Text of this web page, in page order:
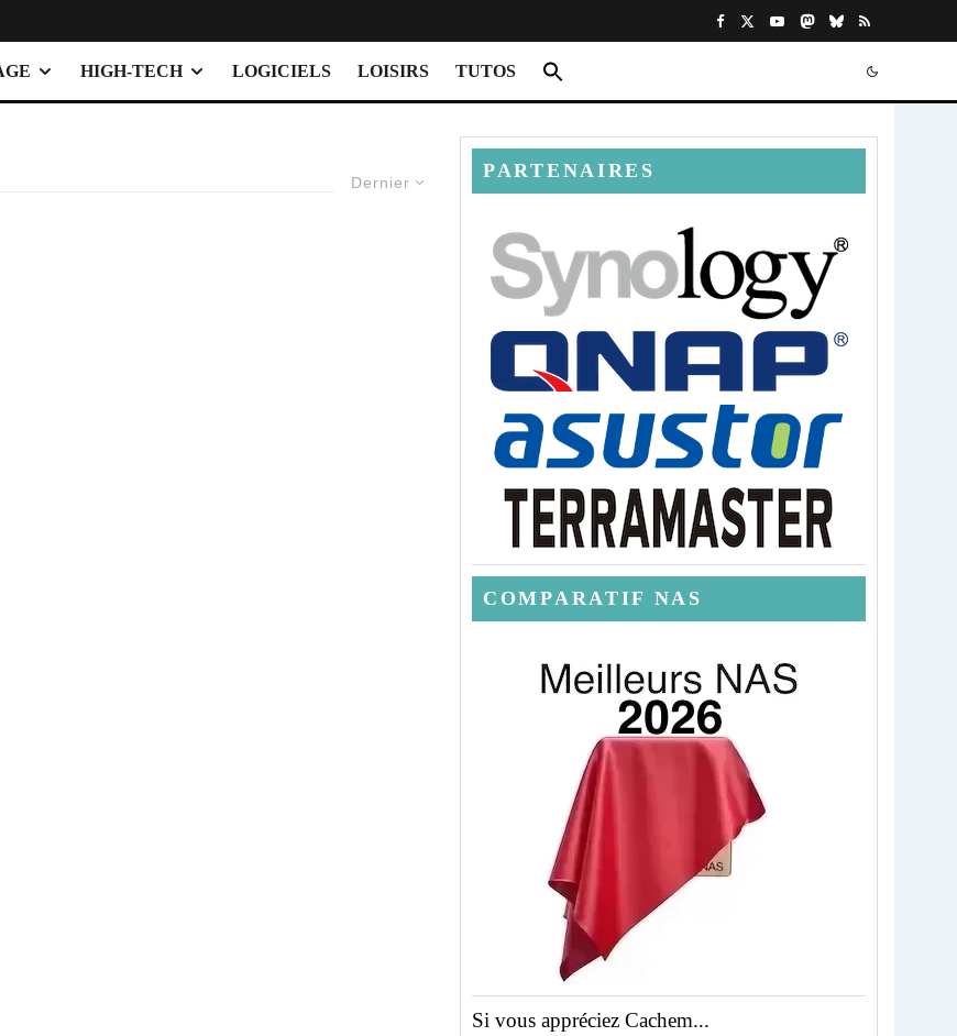
HIGH-TECH LOGICIELS LOISIRS TUTOS
Dernier
PARTENAIRES
COMPARATIF NAS
Si vous appréciez Cachem...